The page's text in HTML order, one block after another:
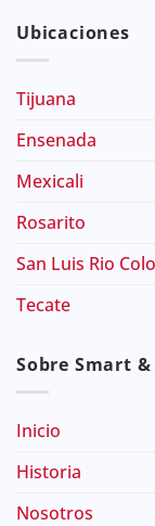
Ubicaciones
Tijuana
Ensenada
Mexicali
Rosarito
San Luis Rio
Tecate
Sobre Smart
Inicio
Historia
Nosotros